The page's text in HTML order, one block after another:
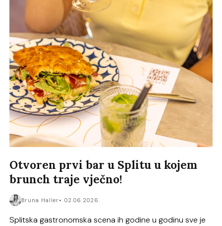
Otvoren prvi bar u Splitu u kojem
brunch traje vječno!
Bruna Haller 02.06.2026.
Splitska gastronomska scena ih godine u godinu sve je